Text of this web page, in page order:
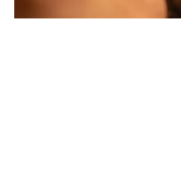
Montbrison, en France,